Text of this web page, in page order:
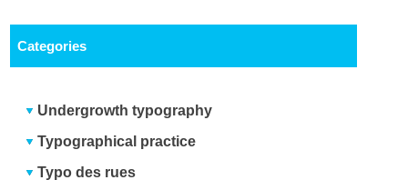
Categories
Undergrowth typography
Typographical practice
Typo des rues